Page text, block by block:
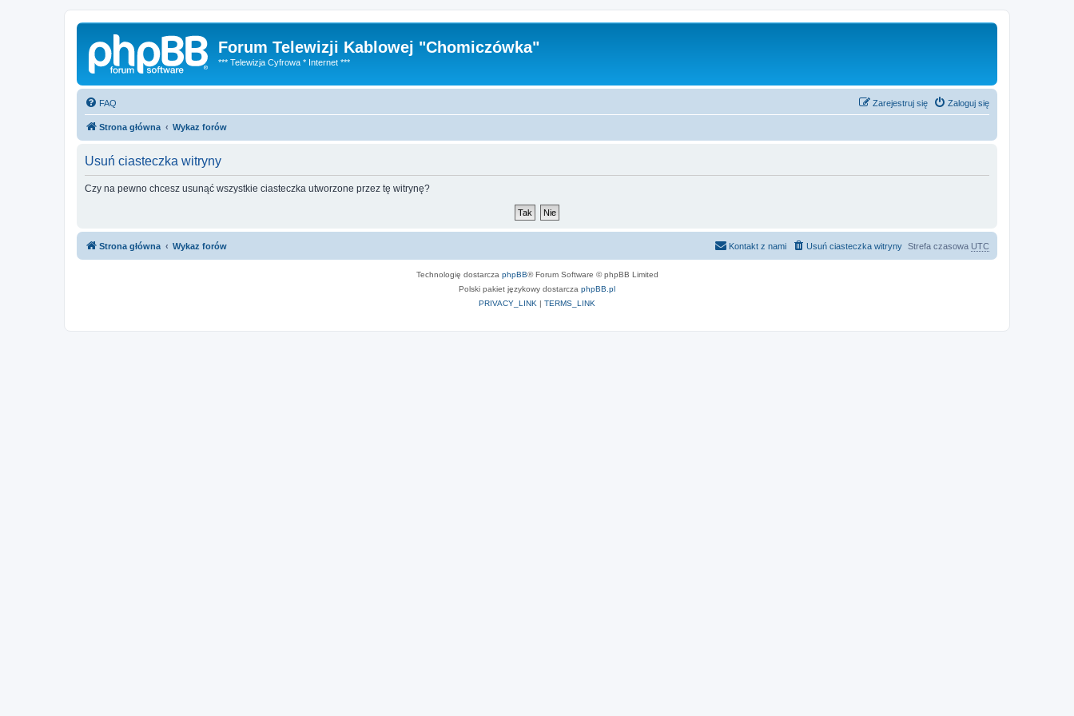
Forum Telewizji Kablowej "Chomiczówka"
*** Telewizja Cyfrowa * Internet ***
FAQ Zaloguj się
Zarejestruj się
Strona główna Wykaz forów
Usuń ciasteczka witryny
Czy na pewno chcesz usunąć wszystkie ciasteczka utworzone przez tę witrynę?
Strona główna Wykaz forów Strefa czasowa UTC
Usuń ciasteczka witryny
Kontakt z nami
Technologię dostarcza phpBB® Forum Software © phpBB Limited
Polski pakiet językowy dostarcza phpBB.pl
PRIVACY_LINK | TERMS_LINK